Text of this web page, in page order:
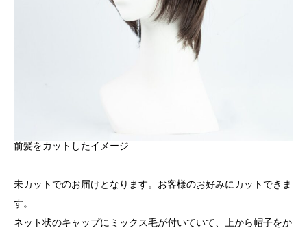
前髪をカットしたイメージ
未カットでのお届けとなります。お客様のお好みにカットできま
す。
ネット状のキャップにミックス毛が付いていて、上から帽子をか